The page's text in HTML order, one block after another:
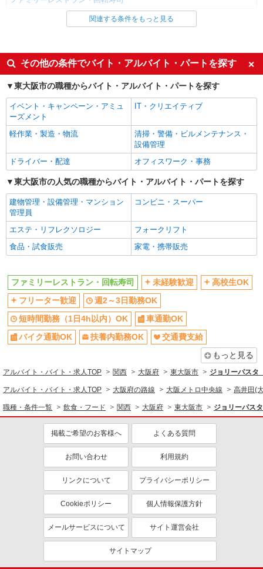
同じ雇用形態から高井田(大阪メトロ)駅の求人を探す
同じ特徴から高井田(大阪メトロ)駅の求人を探す
未経験歓迎
高校生OK
フリーター歓迎
週2～3日勤務OK
短時間勤務（1日4h以内）OK
バイク通勤OK
扶養内勤務OK
社会保険あり
同じ職種から求人を探す
同じ特徴から求人を探す
未経験歓迎
高校生OK
週2～3日勤務OK
短時間勤務（1日4h以内）OK
交通費支給
社会保険あり
関連する条件をもっと見る
その他の条件でバイト・アルバイト・パートを探す
東大阪市の職種からバイト・アルバイト・パートを探す
イベント・キャンペーン・アミュ
ーズメント
IT・クリエイティブ
軽作業・製造・物流
清掃・警備・ビルメンテナンス・
設備管理
ドライバー・配達
オフィスワーク・事務
東大阪市の人気の職種からバイト・アルバイト・パートを探す
建物管理・設備管理・マンション
管理員
コンビニ・スーパー
エステ・リフレクソロジー
フォークリフト
食品・試食販売
家電・携帯販売
ファミリーレストラン・回転寿司 未経験歓迎
高校生OK
フリーター歓迎
週2～3日勤務OK
短時間勤務（1日4h以内）OK
車通勤OK
バイク通勤OK
扶養内勤務OK
交通費支給
もっと見る
アルバイト・バイト・求人TOP 関西 大阪府 東大阪市 ジョリーパス
アルバイト・バイト・求人TOP 大阪府の路線 大阪メトロ中央線 高井田(
職種・条件一覧 飲食・フード 関西 大阪府 東大阪市 ジョリーパス
掲載ご希望のお客様へ よくある質問
お問い合わせ 利用規約
リンクについて プライバシーポリシー
Cookieポリシー 個人情報保護方針
メールサービスについて サイト運営会社
サイトマップ